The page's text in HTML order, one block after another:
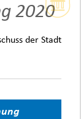
2020
der Stadt